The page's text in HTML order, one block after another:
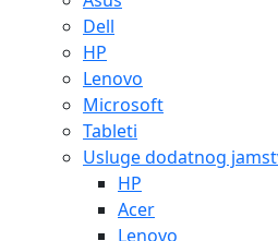
Dell
HP
Lenovo
Microsoft
Tableti
Usluge dodatnog
HP
Acer
Lenovo